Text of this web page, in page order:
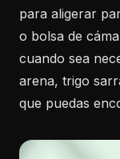
para aligerar
o bolsa de
cuando sea
arena, trigo
que puedas